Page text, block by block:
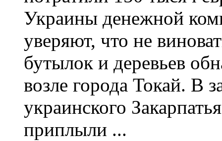
Украины денежной
уверяют, что не
бутылок и деревьев
возле города Токай. В
украинского
приплыли ...